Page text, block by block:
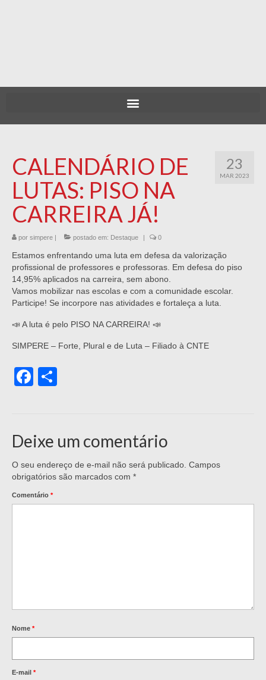
23
MAR 2023
CALENDÁRIO DE
LUTAS: PISO NA
CARREIRA JÁ!
por simpere | postado em: Destaque | 0
Estamos enfrentando uma luta em defesa da valorização
profissional de professores e professoras. Em defesa do piso
14,95% aplicados na carreira, sem abono.
Vamos mobilizar nas escolas e com a comunidade escolar.
Participe! Se incorpore nas atividades e fortaleça a luta.
📣 A luta é pelo PISO NA CARREIRA! 📣
SIMPERE – Forte, Plural e de Luta – Filiado à CNTE
Facebook
Deixe um comentário
O seu endereço de e-mail não será publicado. Campos
obrigatórios são marcados com *
Comentário *
Nome *
E-mail *